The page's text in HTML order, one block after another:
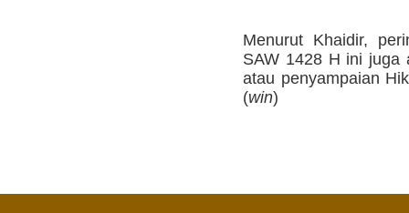
Menurut Khaidir,
SAW 1428 H ini juga
atau penyampaian
(win)